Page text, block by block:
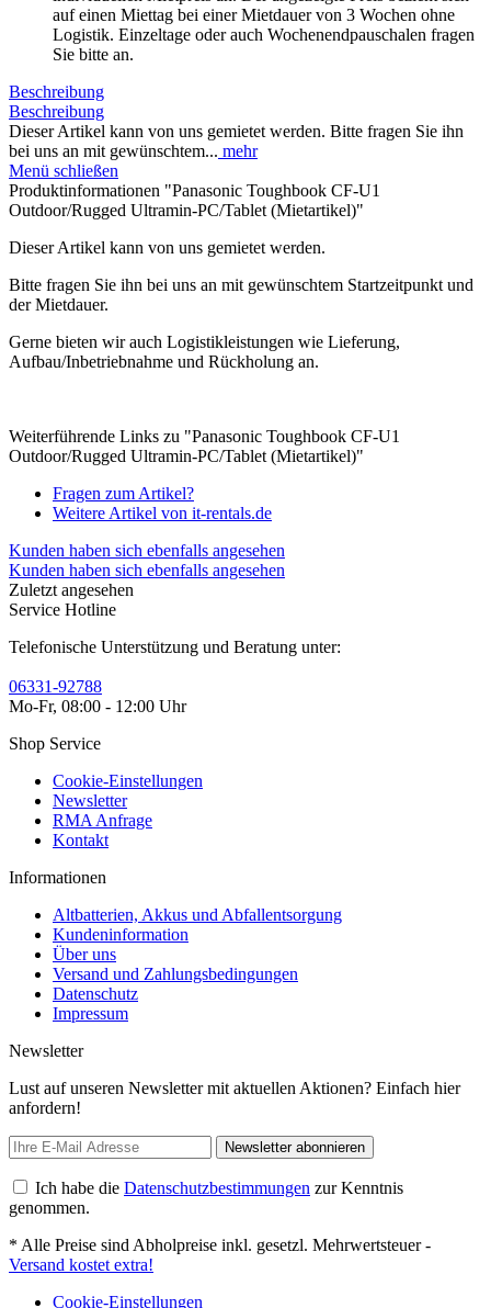
auf einen Miettag bei einer Mietdauer von 3 Wochen ohne
Logistik. Einzeltage oder auch Wochenendpauschalen fragen
Sie bitte an.
Beschreibung
Beschreibung
Dieser Artikel kann von uns gemietet werden. Bitte fragen Sie ihn
bei uns an mit gewünschtem... mehr
Menü schließen
Produktinformationen "Panasonic Toughbook CF-U1
Outdoor/Rugged Ultramin-PC/Tablet (Mietartikel)"
Dieser Artikel kann von uns gemietet werden.
Bitte fragen Sie ihn bei uns an mit gewünschtem Startzeitpunkt und
der Mietdauer.
Gerne bieten wir auch Logistikleistungen wie Lieferung,
Aufbau/Inbetriebnahme und Rückholung an.
Weiterführende Links zu "Panasonic Toughbook CF-U1
Outdoor/Rugged Ultramin-PC/Tablet (Mietartikel)"
Fragen zum Artikel?
Weitere Artikel von it-rentals.de
Kunden haben sich ebenfalls angesehen
Kunden haben sich ebenfalls angesehen
Zuletzt angesehen
Service Hotline
Telefonische Unterstützung und Beratung unter:
06331-92788
Mo-Fr, 08:00 - 12:00 Uhr
Shop Service
Cookie-Einstellungen
Newsletter
RMA Anfrage
Kontakt
Informationen
Altbatterien, Akkus und Abfallentsorgung
Kundeninformation
Über uns
Versand und Zahlungsbedingungen
Datenschutz
Impressum
Newsletter
Lust auf unseren Newsletter mit aktuellen Aktionen? Einfach hier
anfordern!
Newsletter abonnieren
Ich habe die Datenschutzbestimmungen zur Kenntnis
genommen.
* Alle Preise sind Abholpreise inkl. gesetzl. Mehrwertsteuer -
Versand kostet extra!
Cookie-Einstellungen